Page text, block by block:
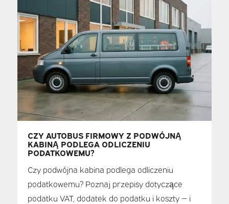
CZY AUTOBUS FIRMOWY Z PODWÓJNĄ
KABINĄ PODLEGA ODLICZENIU
PODATKOWEMU?
Czy podwójna kabina podlega odliczeniu
podatkowemu? Poznaj przepisy dotyczące
podatku VAT, dodatek do podatku i koszty — i